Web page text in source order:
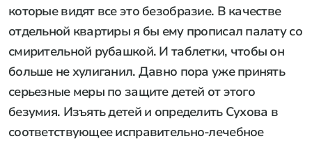
которые видят все это безобразие. В качестве
отдельной квартиры я бы ему прописал палату со
смирительной рубашкой. И таблетки, чтобы он
больше не хулиганил. Давно пора уже принять
серьезные меры по защите детей от этого
безумия. Изъять детей и определить Сухова в
соответствующее исправительно-лечебное